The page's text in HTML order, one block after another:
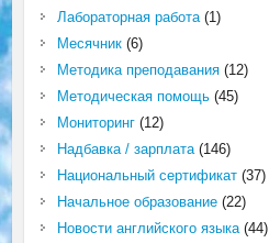
Лабораторная работа(1)
Месячник(6)
Методика преподавания(12)
Методическая помощь(45)
Мониторинг(12)
Надбавка / зарплата(146)
Национальный сертификат(37)
Начальное образование(22)
Новости английского языка(44)